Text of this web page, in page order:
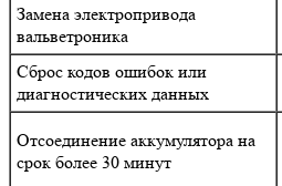
Замена электропривода
вальветроника
Сброс кодов ошибок или
диагностических данных
Отсоединение аккумулятора на
срок более 30 минут